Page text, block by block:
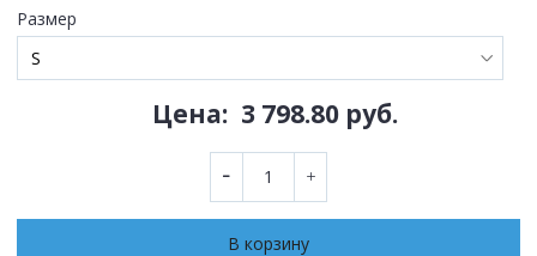
Размер
Цена: 3 798.80 руб.
В корзину